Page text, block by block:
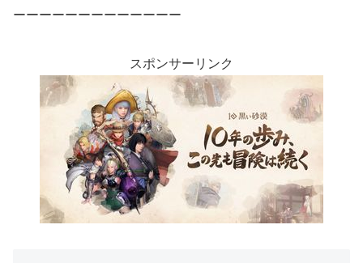
ーーーーーーーーーーーーー
スポンサーリンク